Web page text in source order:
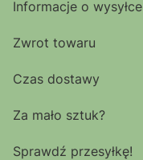
Informacje o wysyłce
Zwrot towaru
Czas dostawy
Za mało sztuk?
Sprawdź przesyłkę!